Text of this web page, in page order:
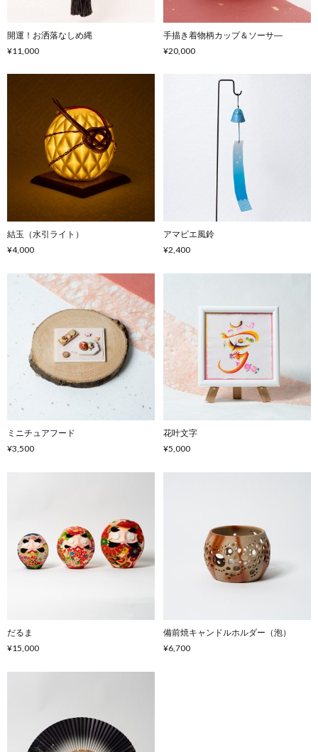
開運！お洒落なしめ縄
¥11,000
手描き着物柄カップ＆ソーサ―
¥20,000
結玉（水引ライト）
¥4,000
アマビエ風鈴
¥2,400
ミニチュアフード
¥3,500
花叶文字
¥5,000
だるま
¥15,000
備前焼キャンドルホルダー（泡）
¥6,700